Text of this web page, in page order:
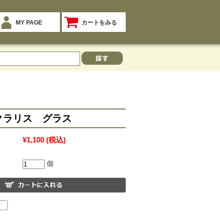
MY PAGE カートをみる
ラリス グラス
¥1,100 (税込)
個